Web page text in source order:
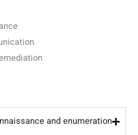
and enumeration